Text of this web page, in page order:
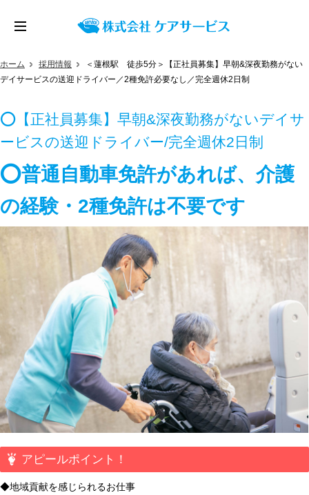
ホーム 採用情報
＜蓮根駅 徒歩5分＞【正社員募集】早朝&深夜勤務がない
デイサービスの送迎ドライバー／2種免許必要なし／完全週休2日制
⭕【正社員募集】早朝&深夜勤務がないデイサ
ービスの送迎ドライバー/完全週休2日制
⭕普通自動車免許があれば、介護
の経験・2種免許は不要です
アピールポイント！
◆地域貢献を感じられるお仕事